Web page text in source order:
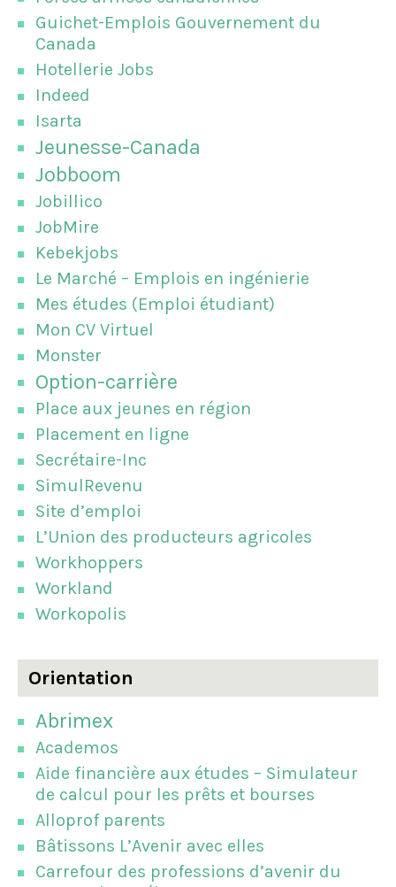
Guichet-Emplois Gouvernement du
Canada
Hotellerie Jobs
Indeed
Isarta
Jeunesse-Canada
Jobboom
Jobillico
JobMire
Kebekjobs
Le Marché – Emplois en ingénierie
Mes études (Emploi étudiant)
Mon CV Virtuel
Monster
Option-carrière
Place aux jeunes en région
Placement en ligne
Secrétaire-Inc
SimulRevenu
Site d’emploi
L’Union des producteurs agricoles
Workhoppers
Workland
Workopolis
Orientation
Abrimex
Academos
Aide financière aux études – Simulateur
de calcul pour les prêts et bourses
Alloprof parents
Bâtissons L’Avenir avec elles
Carrefour des professions d’avenir du